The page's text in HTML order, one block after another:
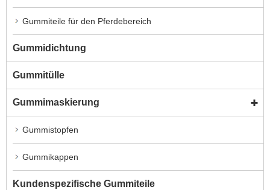
Gummiteile für den Pferdebereich
Gummidichtung
Gummitülle
Gummimaskierung
Gummistopfen
Gummikappen
Kundenspezifische Gummiteile